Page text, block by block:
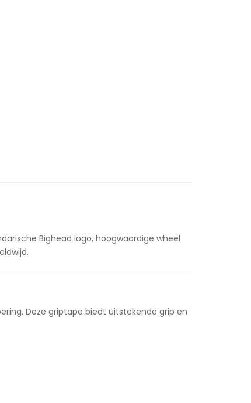
Bighead logo, hoogwaardige wheel
Deze griptape biedt uitstekende grip en